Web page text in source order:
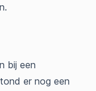
bij een
er nog een